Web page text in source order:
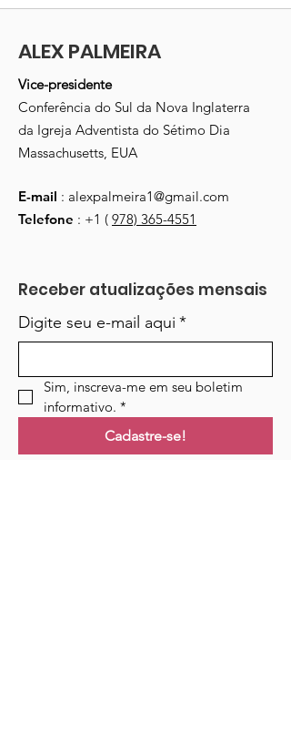
ALEX PALMEIRA
Vice-presidente
Conferência do Sul da Nova Inglaterra
da Igreja Adventista do Sétimo Dia
Massachusetts, EUA
E-mail : alexpalmeira1@gmail.com
Telefone : +1 ( 978) 365-4551
Receber atualizações mensais
Digite seu e-mail aqui *
Sim, inscreva-me em seu boletim
informativo. *
Cadastre-se!